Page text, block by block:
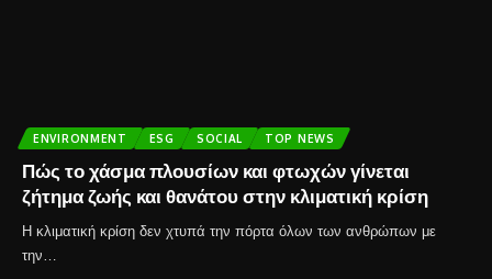
ENVIRONMENT ESG SOCIAL TOP NEWS
Πώς το χάσμα πλουσίων και φτωχών γίνεται
ζήτημα ζωής και θανάτου στην κλιματική κρίση
Η κλιματική κρίση δεν χτυπά την πόρτα όλων των ανθρώπων με
την…